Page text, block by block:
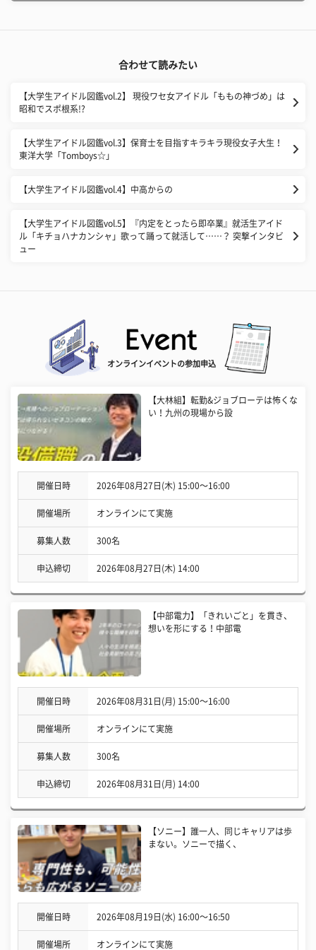
合わせて読みたい
【大学生アイドル図鑑vol.2】​ 現役ワセ女アイドル「ももの神づめ」は
昭和でスポ根系!?
【大学生アイドル図鑑vol.3】​保育士を目指すキラキラ現役女子大生！
東洋大学「Tomboys☆」
【大学生アイドル図鑑vol.4】​中高からの
​【大学生アイドル図鑑vol.5】『内定をとったら即卒業』就活生アイド
ル「キチョハナカンシャ」歌って踊って就活して……？ 突撃インタビ
ュー
オンラインイベントの参加申込
【大林組】転勤&ジョブローテは怖くな
い！九州の現場から設
開催日時 2026年08月27日(木) 15:00〜16:00
開催場所 オンラインにて実施
募集人数 300名
申込締切 2026年08月27日(木) 14:00
【中部電力】「きれいごと」を貫き、
想いを形にする！中部電
開催日時 2026年08月31日(月) 15:00〜16:00
開催場所 オンラインにて実施
募集人数 300名
申込締切 2026年08月31日(月) 14:00
【ソニー】誰一人、同じキャリアは歩
まない。ソニーで描く、
開催日時 2026年08月19日(水) 16:00〜16:50
開催場所 オンラインにて実施